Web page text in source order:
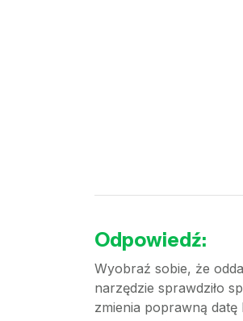
Odpowiedź:
Wyobraź sobie, że
narzędzie sprawdziło
zmienia poprawną datę